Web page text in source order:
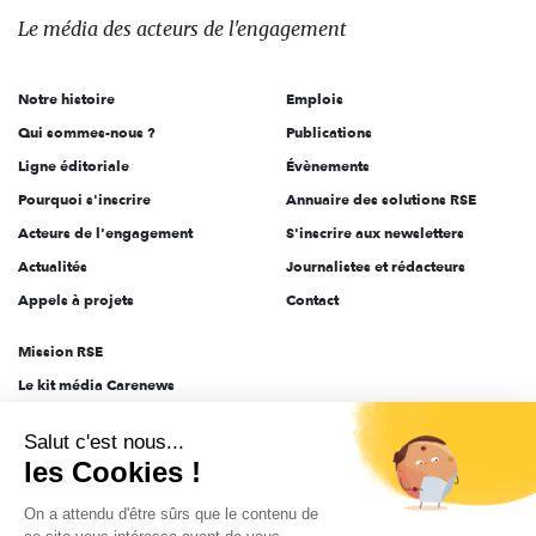
des
l'engagement
Le média des acteurs de l'engagement
Notre histoire
Qui sommes-nous ?
Ligne éditoriale
Pourquoi s'inscrire
Acteurs de l'engagement
Actualités
Appels à projets
Emplois
Publications
Évènements
Annuaire des solutions RSE
S'inscrire aux newsletters
Journalistes et rédacteurs
Contact
Mission RSE
Le kit média Carenews
AEF info
Novethic
PRODURABLE
Salut c'est nous...
les Cookies !
On a attendu d'être sûrs que le contenu de